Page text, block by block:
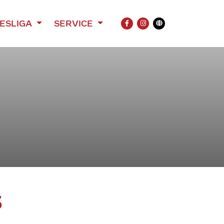
SERVICE
FACEBOOK
INSTAGRAM
Übersetzung